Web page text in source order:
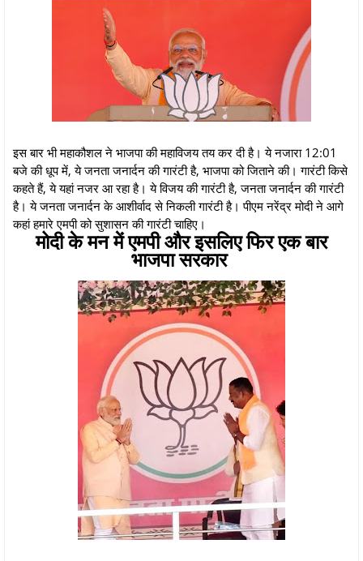
इस बार भी महाकौशल ने भाजपा की महाविजय तय कर दी है। ये नजारा 12:01
बजे की धूप में, ये जनता जनार्दन की गारंटी है, भाजपा को जिताने की। गारंटी किसे
कहते हैं, ये यहां नजर आ रहा है। ये विजय की गारंटी है, जनता जनार्दन की गारंटी
है। ये जनता जनार्दन के आशीर्वाद से निकली गारंटी है। पीएम नरेंद्र मोदी ने आगे
कहां हमारे एमपी को सुशासन की गारंटी चाहिए।
मोदी के मन में एमपी और इसलिए फिर एक बार
भाजपा सरकार